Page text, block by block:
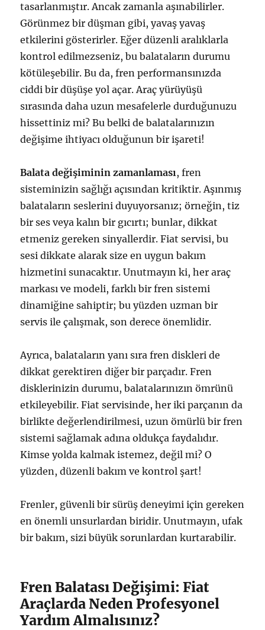
tasarlanmıştır. Ancak zamanla aşınabilirler.
Görünmez bir düşman gibi, yavaş yavaş
etkilerini gösterirler. Eğer düzenli aralıklarla
kontrol edilmezseniz, bu balataların durumu
kötüleşebilir. Bu da, fren performansınızda
ciddi bir düşüşe yol açar. Araç yürüyüşü
sırasında daha uzun mesafelerle durduğunuzu
hissettiniz mi? Bu belki de balatalarınızın
değişime ihtiyacı olduğunun bir işareti!
Balata değişiminin zamanlaması, fren
sisteminizin sağlığı açısından kritiktir. Aşınmış
balataların seslerini duyuyorsanız; örneğin, tiz
bir ses veya kalın bir gıcırtı; bunlar, dikkat
etmeniz gereken sinyallerdir. Fiat servisi, bu
sesi dikkate alarak size en uygun bakım
hizmetini sunacaktır. Unutmayın ki, her araç
markası ve modeli, farklı bir fren sistemi
dinamiğine sahiptir; bu yüzden uzman bir
servis ile çalışmak, son derece önemlidir.
Ayrıca, balataların yanı sıra fren diskleri de
dikkat gerektiren diğer bir parçadır. Fren
disklerinizin durumu, balatalarınızın ömrünü
etkileyebilir. Fiat servisinde, her iki parçanın da
birlikte değerlendirilmesi, uzun ömürlü bir fren
sistemi sağlamak adına oldukça faydalıdır.
Kimse yolda kalmak istemez, değil mi? O
yüzden, düzenli bakım ve kontrol şart!
Frenler, güvenli bir sürüş deneyimi için gereken
en önemli unsurlardan biridir. Unutmayın, ufak
bir bakım, sizi büyük sorunlardan kurtarabilir.
Fren Balatası Değişimi: Fiat
Araçlarda Neden Profesyonel
Yardım Almalısınız?